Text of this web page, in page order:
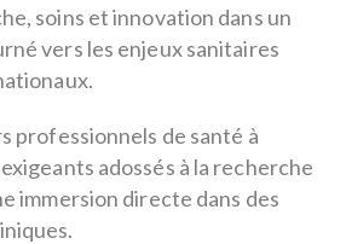
soins et innovation dans un
vers les enjeux sanitaires
professionnels de santé à
adossés à la recherche
immersion directe dans des